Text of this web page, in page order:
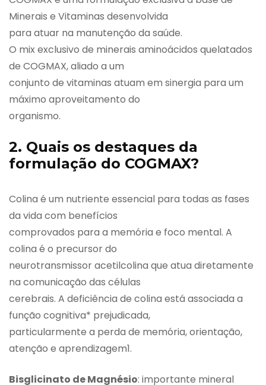
Minerais e Vitaminas desenvolvida
para atuar na manutenção da saúde.
O mix exclusivo de minerais aminoácidos quelatados
de COGMAX, aliado a um
conjunto de vitaminas atuam em sinergia para um
máximo aproveitamento do
organismo.
2. Quais os destaques da
formulação do COGMAX?
Colina é um nutriente essencial para todas as fases
da vida com benefícios
comprovados para a memória e foco mental. A
colina é o precursor do
neurotransmissor acetilcolina que atua diretamente
na comunicação das células
cerebrais. A deficiência de colina está associada a
função cognitiva* prejudicada,
particularmente a perda de memória, orientação,
atenção e aprendizagem1.
Bisglicinato de Magnésio: importante mineral